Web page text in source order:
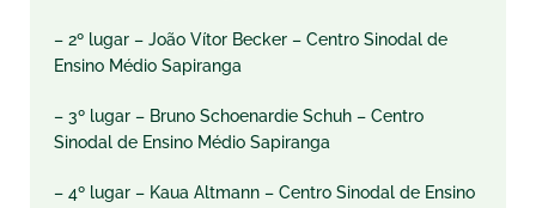
– 2º lugar – João Vítor Becker – Centro Sinodal de
Ensino Médio Sapiranga
– 3º lugar – Bruno Schoenardie Schuh – Centro
Sinodal de Ensino Médio Sapiranga
– 4º lugar – Kaua Altmann – Centro Sinodal de Ensino